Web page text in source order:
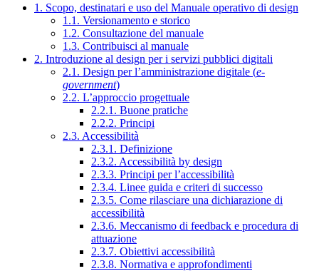
1. Scopo, destinatari e uso del Manuale operativo di design
1.1. Versionamento e storico
1.2. Consultazione del manuale
1.3. Contribuisci al manuale
2. Introduzione al design per i servizi pubblici digitali
2.1. Design per l’amministrazione digitale (e-
government)
2.2. L’approccio progettuale
2.2.1. Buone pratiche
2.2.2. Principi
2.3. Accessibilità
2.3.1. Definizione
2.3.2. Accessibilità by design
2.3.3. Principi per l’accessibilità
2.3.4. Linee guida e criteri di successo
2.3.5. Come rilasciare una dichiarazione di
accessibilità
2.3.6. Meccanismo di feedback e procedura di
attuazione
2.3.7. Obiettivi accessibilità
2.3.8. Normativa e approfondimenti